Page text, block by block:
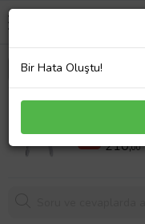
Tarko
%12 240,0 TL
210,00
Bir Hata Oluştu!